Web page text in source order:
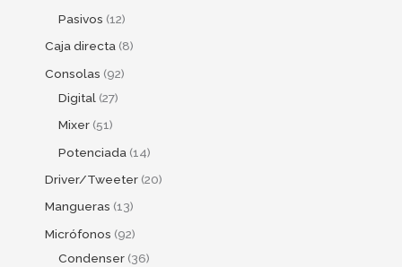
Pasivos 12
Caja directa 8
Consolas 92
Digital 27
Mixer 51
Potenciada 14
Driver/Tweeter 20
Mangueras 13
Micrófonos 92
Condenser 36